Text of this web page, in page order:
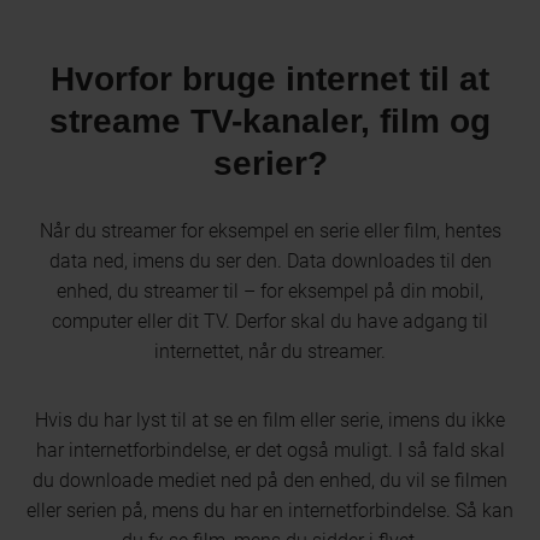
Hvorfor bruge internet til at
streame TV-kanaler, film og
serier?
Når du streamer for eksempel en serie eller film, hentes
data ned, imens du ser den. Data downloades til den
enhed, du streamer til – for eksempel på din mobil,
computer eller dit TV. Derfor skal du have adgang til
internettet, når du streamer.
Hvis du har lyst til at se en film eller serie, imens du ikke
har internetforbindelse, er det også muligt. I så fald skal
du downloade mediet ned på den enhed, du vil se filmen
eller serien på, mens du har en internetforbindelse. Så kan